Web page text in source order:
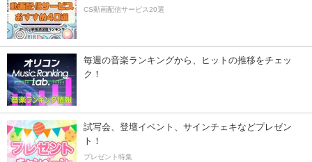
CS動画配信サービス20選
毎週の音楽ランキングから、ヒットの推移をチェッ
ク！
試写会、登壇イベント、サインチェキなどプレゼン
ト！
プレゼント特集